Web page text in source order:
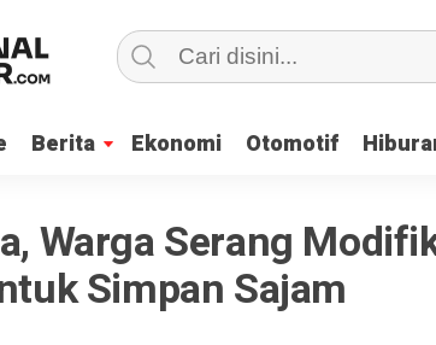
Berita Ekonomi Otomotif
Berita Ekonomi Otomotif
Warga Serang
Simpan Sajam